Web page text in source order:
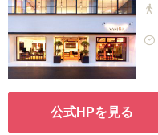
公式HPを見る